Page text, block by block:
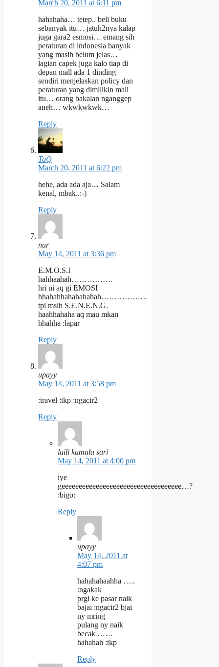
March 20, 2011 at 6:11 pm
hahahaha… tetep.. beli buku
sebanyak itu… jatuh2nya kalap
juga gara2 esmosi… emang sih
peraturan di indonesia banyak
yang masih belum jelas…
lagian capek juga kalo tiap di
depan mall ada 1 dinding
sendiri menjelaskan policy dan
peraturan yang dimilikin mall
itu… orang bakalan nganggep
aneh… wkwkwkwk…
Reply
TaQ
March 20, 2011 at 6:22 pm
hehe, ada ada aja… Salam
kenal, mbak..:-)
Reply
nur
May 14, 2011 at 3:36 pm
E.M.O.S.I
hahhaahah…………….
hri ni aq gi EMOSI
hhahahhahahahahah………………
tpi msih S.E.N.E.N.G.
haahhahaha aq mau mkan
hhahha :lapar
Reply
upayy
May 14, 2011 at 3:58 pm
:travel :tkp :ngacir2
Reply
laili kumala sari
May 14, 2011 at 4:00 pm
iye
geeeeeeeeeeeeeeeeeeeeeeeeeeeeeeeeeee…?
:bigo:
Reply
upayy
May 14, 2011 at
4:07 pm
hahahahaahha …..
:ngakak
prgi ke pasar naik
bajai :ngacir2 bjai
ny mring
pulang ny naik
becak ……
hahahah :tkp
Reply